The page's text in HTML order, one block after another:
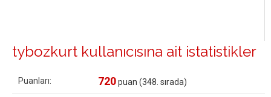
tybozkurt kullanıcısına ait istatistikler
Puanları: 720puan (348 . sırada)